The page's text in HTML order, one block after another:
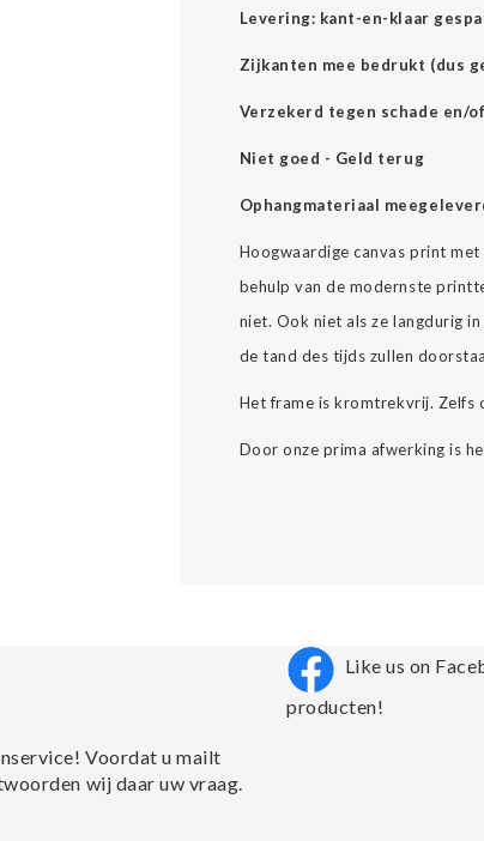
Levering: kant-en-klaar
Zijkanten mee bedrukt (dus
Verzekerd tegen schade en/
Niet goed - Geld terug
Ophangmateriaal
Hoogwaardige canvas print
behulp van de modernste
niet. Ook niet als ze langdurig
de tand des tijds zullen
Het frame is kromtrekvrij. Zelfs
Door onze prima afwerking is
Voordat u mailt
wij daar uw vraag.
Like us on
producten!